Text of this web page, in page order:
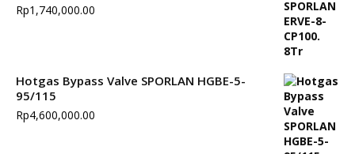
Rp1,740,000.00
Hotgas Bypass Valve SPORLAN HGBE-5-
95/115
Rp4,600,000.00